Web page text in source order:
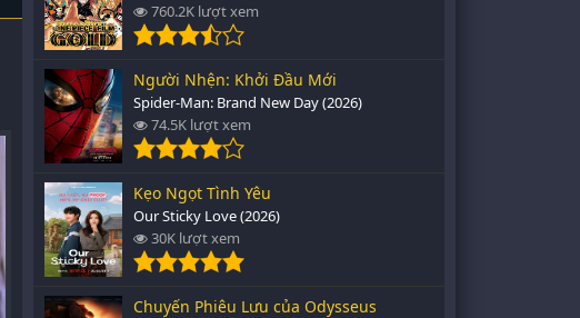
760.2K lượt xem
Người Nhện: Khởi Đầu Mới
Spider-Man: Brand New Day (2026)
74.5K lượt xem
Kẹo Ngọt Tình Yêu
Our Sticky Love (2026)
30K lượt xem
Chuyến Phiêu Lưu của Odysseus